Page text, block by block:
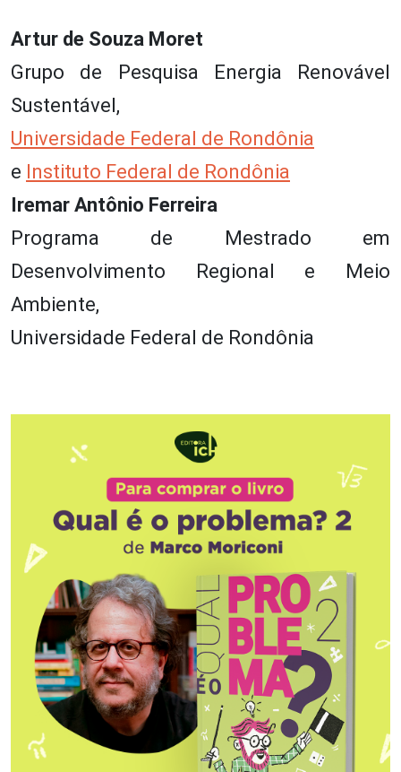
Artur de Souza Moret
Grupo de Pesquisa Energia Renovável
Sustentável,
Universidade Federal de Rondônia
e Instituto Federal de Rondônia
Iremar Antônio Ferreira
Programa de Mestrado em
Desenvolvimento Regional e Meio
Ambiente,
Universidade Federal de Rondônia